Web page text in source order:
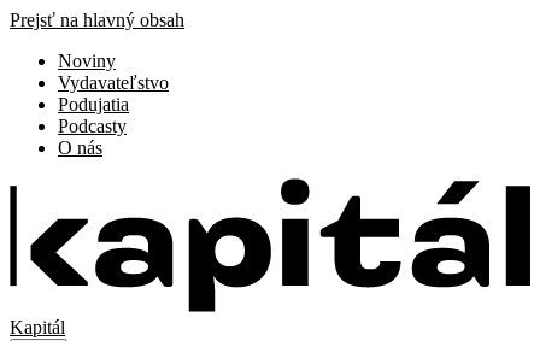
Prejsť na hlavný obsah
Noviny
Vydavateľstvo
Podujatia
Podcasty
O nás
Kapitál